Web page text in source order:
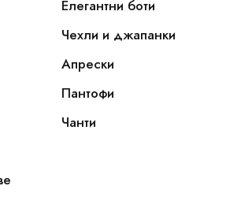
Елегантни боти
Чехли и джапанки
Апрески
Пантофи
Чанти